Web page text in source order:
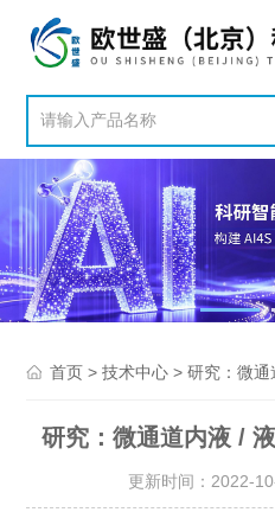
首页 >技术中心 > 研究：微
研究：微通道内液 /
更新时间：2022-